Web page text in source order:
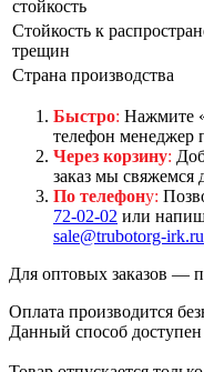
стойкость
Стойкость к
трещин
Страна производства
Быстро: Нажмите
телефон менеджер
Через корзину:
заказ мы свяжемся
По телефону:
72-02-02 или
sale@trubotorg-irk.ru
Для оптовых заказов —
Оплата производится
Данный способ